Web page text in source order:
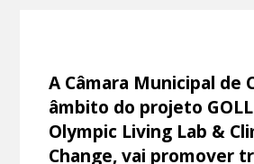
A Câmara Municipal de
âmbito do projeto
Olympic Living Lab &
Change, vai promover